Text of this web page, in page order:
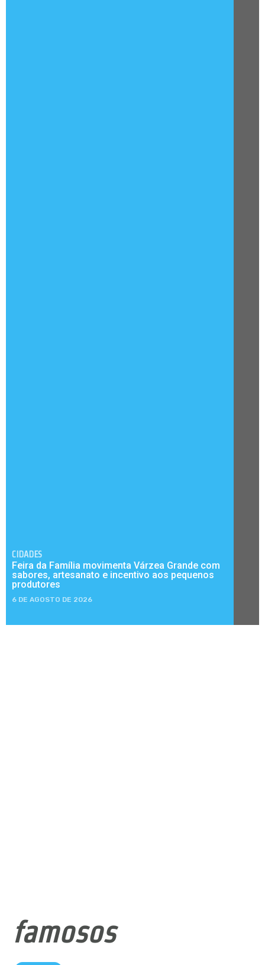
CIDADES
Feira da Família movimenta Várzea Grande com
sabores, artesanato e incentivo aos pequenos
produtores
6 DE AGOSTO DE 2026
famosos